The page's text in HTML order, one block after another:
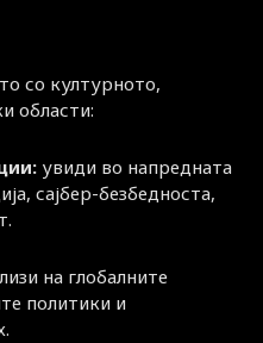
со културното,
области:
увиди во напредната
сајбер-безбедноста,
на глобалните
политики и